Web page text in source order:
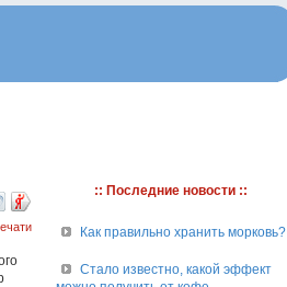
:: Последние новости ::
Как правильно хранить морковь?
Стало известно, какой эффект